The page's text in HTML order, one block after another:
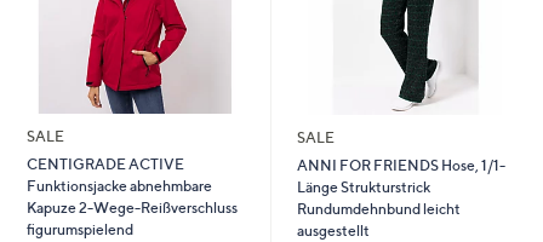
SALE
CENTIGRADE ACTIVE
Funktionsjacke abnehmbare
Kapuze 2-Wege-Reißverschluss
figurumspielend
SALE
ANNI FOR FRIENDS Hose, 1/1-
Länge Strukturstrick
Rundumdehnbund leicht
ausgestellt